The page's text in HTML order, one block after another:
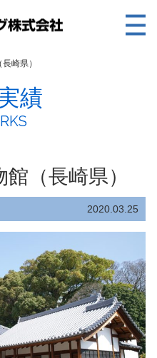
の共同利用について
崎県）
績
（長崎県）
2020.03.25